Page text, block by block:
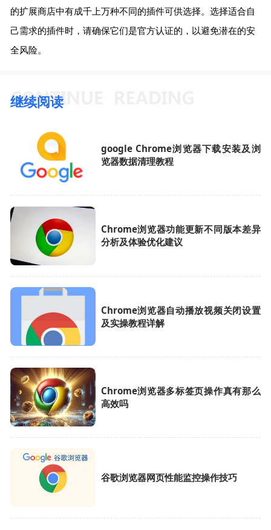
的扩展商店中有成千上万种不同的插件可供选择。选择适合自
己需求的插件时，请确保它们是官方认证的，以避免潜在的安
全风险。
继续阅读
google Chrome浏览器下载安装及浏
览器数据清理教程
Chrome浏览器功能更新不同版本差异
分析及体验优化建议
Chrome浏览器自动播放视频关闭设置
及实操教程详解
Chrome浏览器多标签页操作真有那么
高效吗
谷歌浏览器网页性能监控操作技巧